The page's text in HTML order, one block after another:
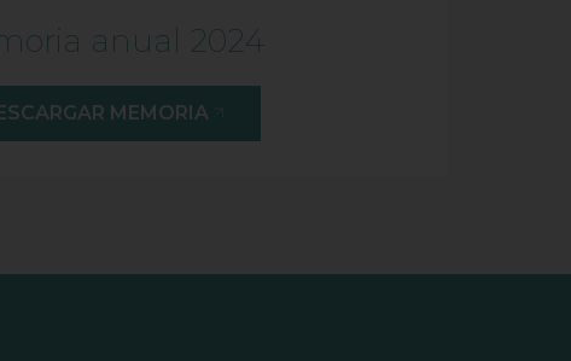
anual 2024
MEMORIA